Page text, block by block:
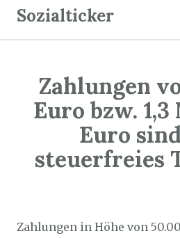
Sozialticker
Zahlungen
Euro bzw.
Euro
steuerfreies
Zahlungen in Höhe von